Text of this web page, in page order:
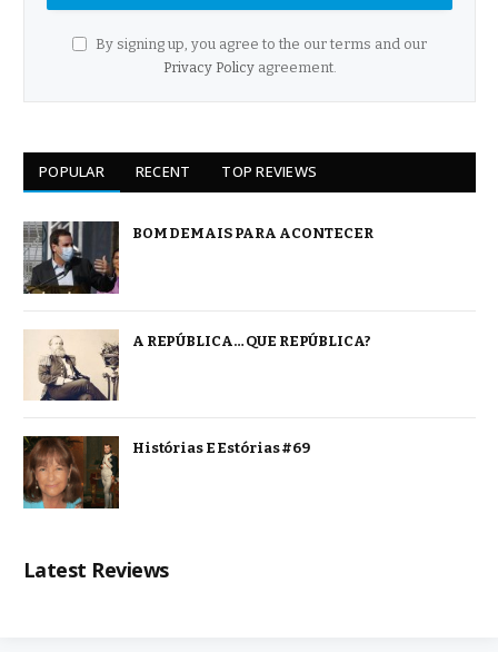
By signing up, you agree to the our terms and our
Privacy Policyagreement.
POPULAR RECENT TOP REVIEWS
BOM DEMAIS PARA ACONTECER
A REPÚBLICA… QUE REPÚBLICA?
Histórias E Estórias #69
Latest Reviews